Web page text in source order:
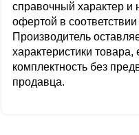
справочный характер и
офертой в
Производитель
характеристики
комплектность без
продавца.